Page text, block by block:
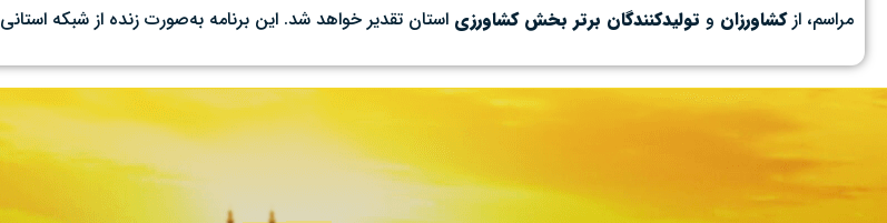
مراسم، ازکشاورزان و تولیدکنندگان برتر بخش کشاورزی استان تقدیر خواهد شد. این برنامه به‌صورت زنده از شبکه استانی